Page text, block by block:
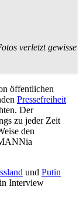
verletzt gewisse
öffentlichen
Pressefreiheit
Der
zu jeder Zeit
den
und Putin
Interview